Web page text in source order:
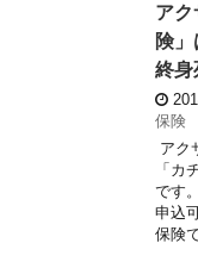
ア
険
終身
保険
アク
「カ
です
申込
保険